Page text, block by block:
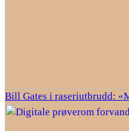
Bill Gates i raseriutbrudd: